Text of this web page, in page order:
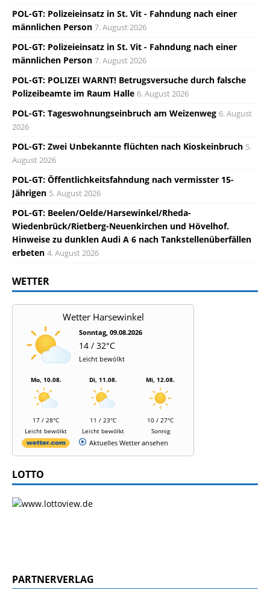
POL-GT: Polizeieinsatz in St. Vit - Fahndung nach einer
männlichen Person 7. August 2026
POL-GT: Polizeieinsatz in St. Vit - Fahndung nach einer
männlichen Person 7. August 2026
POL-GT: POLIZEI WARNT! Betrugsversuche durch falsche
Polizeibeamte im Raum Halle 6. August 2026
POL-GT: Tageswohnungseinbruch am Weizenweg 6. August
2026
POL-GT: Zwei Unbekannte flüchten nach Kioskeinbruch 5.
August 2026
POL-GT: Öffentlichkeitsfahndung nach vermisster 15-
Jährigen 5. August 2026
POL-GT: Beelen/Oelde/Harsewinkel/Rheda-
Wiedenbrück/Rietberg-Neuenkirchen und Hövelhof.
Hinweise zu dunklen Audi A 6 nach Tankstellenüberfällen
erbeten 4. August 2026
WETTER
Wetter Harsewinkel
Sonntag, 09.08.2026
14 / 32°C
Leicht bewölkt
Mo, 10.08.
17 / 28°C
Leicht bewölkt
Di, 11.08.
11 / 23°C
Leicht bewölkt
Mi, 12.08.
10 / 27°C
Sonnig
Aktuelles Wetter ansehen
LOTTO
PARTNERVERLAG